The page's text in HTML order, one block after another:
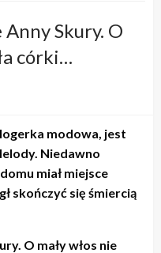
Skury. O
córki…
modowa, jest
Niedawno
miał miejsce
skończyć się śmiercią
O mały włos nie